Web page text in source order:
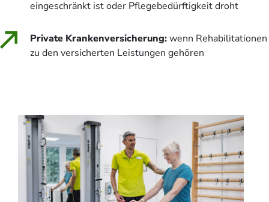
eingeschränkt ist oder Pflegebedürftigkeit droht
Private Krankenversicherung:wenn Rehabilitationen
zu den versicherten Leistungen gehören